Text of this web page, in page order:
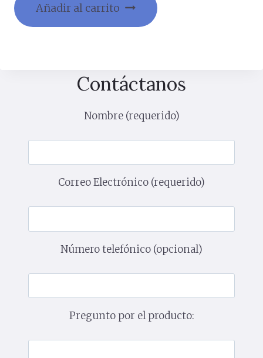
Añadir al carrito
Contáctanos
Nombre (requerido)
Correo Electrónico (requerido)
Número telefónico (opcional)
Pregunto por el producto: